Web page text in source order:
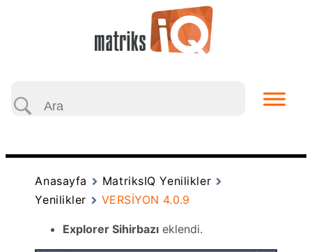
Anasayfa
MatriksIQ Yenilikler
Yenilikler
VERSİYON 4.0.9
Explorer Sihirbazı eklendi.